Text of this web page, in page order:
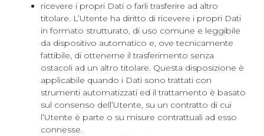
ricevere i propri Dati o farli trasferire ad altro
titolare. L’Utente ha diritto di ricevere i propri Dati
in formato strutturato, di uso comune e leggibile
da dispositivo automatico e, ove tecnicamente
fattibile, di ottenerne il trasferimento senza
ostacoli ad un altro titolare. Questa disposizione è
applicabile quando i Dati sono trattati con
strumenti automatizzati ed il trattamento è basato
sul consenso dell’Utente, su un contratto di cui
l’Utente è parte o su misure contrattuali ad esso
connesse.